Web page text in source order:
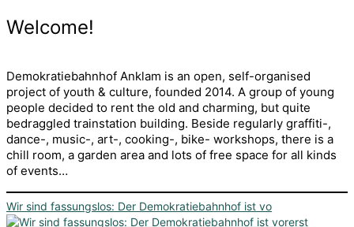
Welcome!
Demokratiebahnhof Anklam is an open, self-organised
project of youth & culture, founded 2014. A group of young
people decided to rent the old and charming, but quite
bedraggled trainstation building. Beside regularly graffiti-,
dance-, music-, art-, cooking-, bike- workshops, there is a
chill room, a garden area and lots of free space for all kinds
of events…
Wir sind fassungslos: Der Demokratiebahnhof ist vo